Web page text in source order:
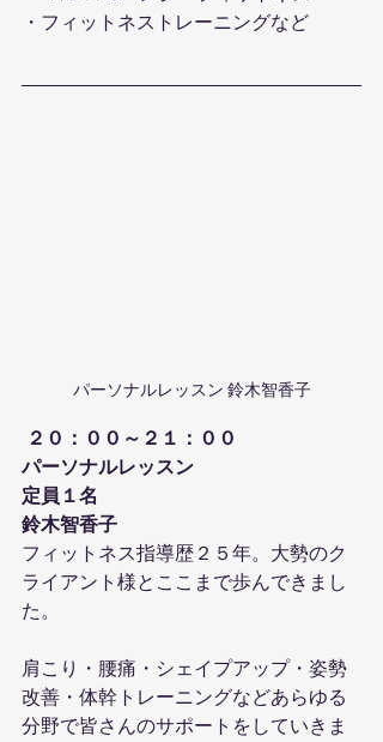
・フィットネストレーニングなど
パーソナルレッスン 鈴木智香子
２０：００～２１：００
パーソナルレッスン
定員１名
鈴木智香子
フィットネス指導歴２５年。大勢のク
ライアント様とここまで歩んできまし
た。
肩こり・腰痛・シェイプアップ・姿勢
改善・体幹トレーニングなどあらゆる
分野で皆さんのサポートをしていきま